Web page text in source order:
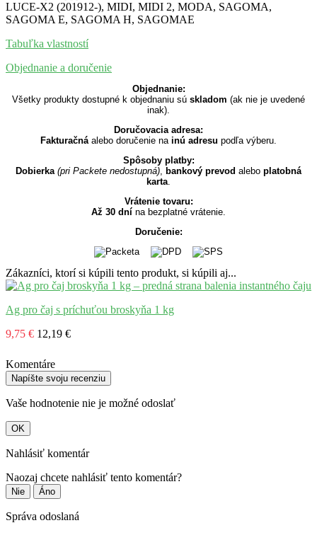
LUCE-X2 (201912-), MIDI, MIDI 2, MODA, SAGOMA,
SAGOMA E, SAGOMA H, SAGOMAE
Tabuľka vlastností
Objednanie a doručenie
Objednanie:
Všetky produkty dostupné k objednaniu sú skladom (ak nie je uvedené
inak).
Doručovacia adresa:
Fakturačná alebo doručenie na inú adresu podľa výberu.
Spôsoby platby:
Dobierka (pri Packete nedostupná) bankový prevod alebo platobná
karta
Vrátenie tovaru:
Až 30 dní na bezplatné vrátenie.
Doručenie:
Zákazníci, ktorí si kúpili tento produkt, si kúpili aj...
Ag pro čaj s príchuťou broskyňa 1 kg
9,75 € 12,19 €
Komentáre
Napíšte svoju recenziu
Vaše hodnotenie nie je možné odoslať
OK
Nahlásiť komentár
Naozaj chcete nahlásiť tento komentár?
Nie Áno
Správa odoslaná